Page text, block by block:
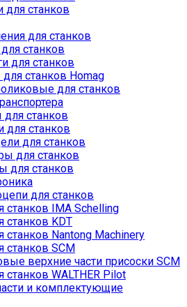
для станков
для станков
станков
для станков
станков Homag
для станков
станков
для станков
для станков
для станков
для станков
для станков
станков IMA Schelling
станков KDT
станков Nantong Machinery
станков SCM
верхние части присоски SCM
станков WALTHER Pilot
и комплектующие